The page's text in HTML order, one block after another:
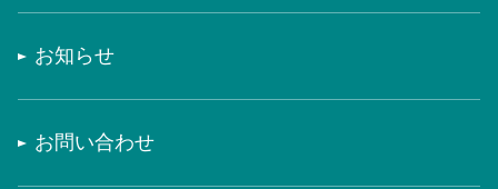
お知らせ
お問い合わせ